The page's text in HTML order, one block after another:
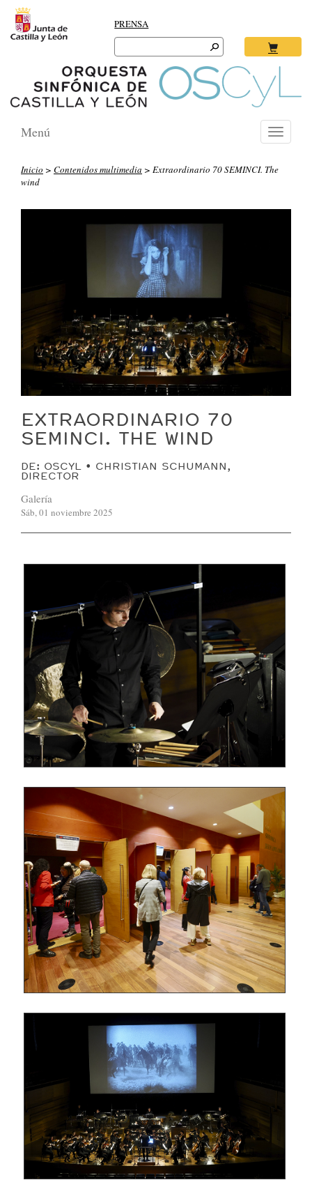
PRENSA
Search
for:
Toggle
Menú
Inicio > Contenidos multimedia > Extraordinario 70 SEMINCI. The
wind
EXTRAORDINARIO 70
SEMINCI. THE WIND
DE: OSCYL • CHRISTIAN SCHUMANN,
DIRECTOR
Galería
Sáb, 01 noviembre 2025